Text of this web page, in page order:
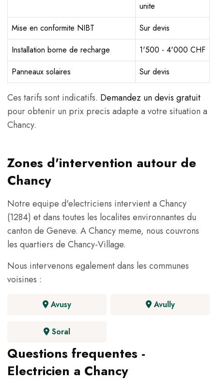
unite
Mise en conformite NIBT
Sur devis
Installation borne de recharge
1'500 - 4'000 CHF
Panneaux solaires
Sur devis
Ces tarifs sont indicatifs. Demandez un devis gratuit
pour obtenir un prix precis adapte a votre situation a
Chancy.
Zones d'intervention autour de
Chancy
Notre equipe d'electriciens intervient a Chancy
(1284) et dans toutes les localites environnantes du
canton de Geneve. A Chancy meme, nous couvrons
les quartiers de Chancy-Village.
Nous intervenons egalement dans les communes
voisines :
Avusy Avully
Soral
Questions frequentes -
Electricien a Chancy